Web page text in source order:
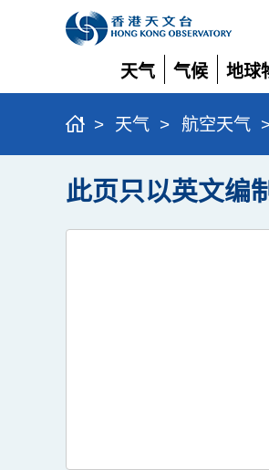
天气
展
开
气候
展
开
地球
展
开
> 天气 > 航空天气
此页只以英文编